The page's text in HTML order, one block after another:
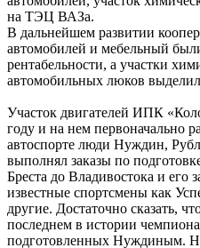
на ТЭЦ ВАЗа.
В дальнейшем развитии
автомобилей и мебельный
рентабельности, а участки
автомобильных люков
Участок двигателей ИПК
году и на нем первоначально
автоспорте люди Нуждин,
выполнял заказы по
Бреста до Владивостока и его
известные спортсмены как
другие. Достаточно сказать,
последнем в истории
подготовленных Нуждиным.